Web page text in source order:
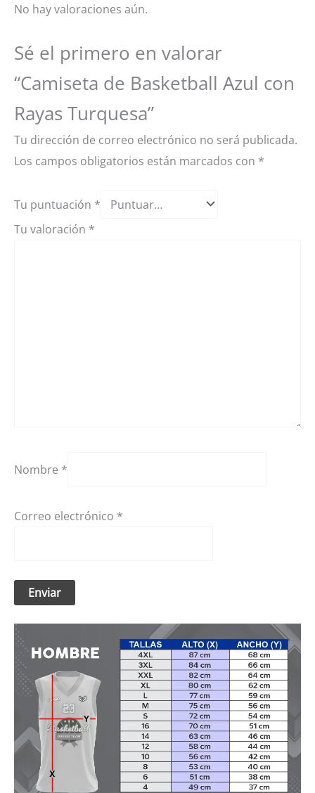
No hay valoraciones aún.
Sé el primero en valorar
“Camiseta de Basketball Azul con
Rayas Turquesa”
Tu dirección de correo electrónico no será publicada.
Los campos obligatorios están marcados con *
Tu puntuación *
Tu valoración *
Nombre *
Correo electrónico *